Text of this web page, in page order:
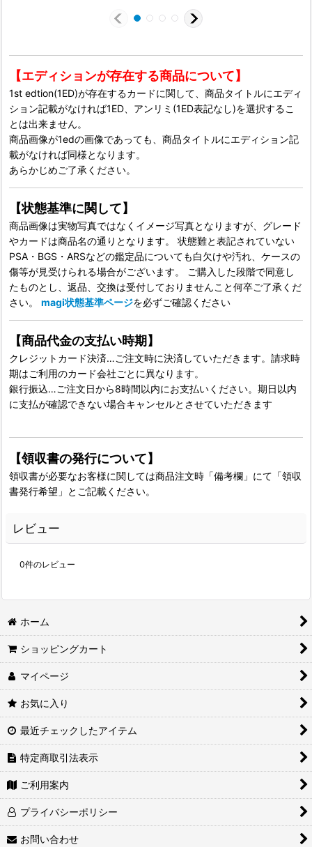
【エディションが存在する商品について】
1st edtion(1ED)が存在するカードに関して、商品タイトルにエディ
ション記載がなければ1ED、アンリミ(1ED表記なし)を選択するこ
とは出来ません。
商品画像が1edの画像であっても、商品タイトルにエディション記
載がなければ同様となります。
あらかじめご了承ください。
【状態基準に関して】
商品画像は実物写真ではなくイメージ写真となりますが、グレード
やカードは商品名の通りとなります。 状態難と表記されていない
PSA・BGS・ARSなどの鑑定品についても白欠けや汚れ、ケースの
傷等が見受けられる場合がございます。 ご購入した段階で同意し
たものとし、返品、交換は受付しておりませんこと何卒ご了承くだ
さい。 magi状態基準ページを必ずご確認ください
【商品代金の支払い時期】
クレジットカード決済…ご注文時に決済していただきます。請求時
期はご利用のカード会社ごとに異なります。
銀行振込…ご注文日から8時間以内にお支払いください。期日以内
に支払が確認できない場合キャンセルとさせていただきます
【領収書の発行について】
領収書が必要なお客様に関しては商品注文時「備考欄」にて「領収
書発行希望」とご記載ください。
レビュー
0件のレビュー
ホーム
ショッピングカート
マイページ
お気に入り
最近チェックしたアイテム
特定商取引法表示
ご利用案内
プライバシーポリシー
お問い合わせ